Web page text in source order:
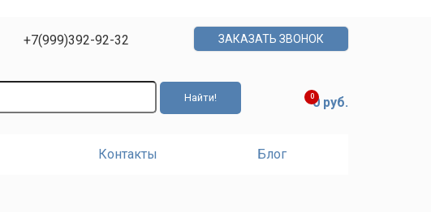
+7(999)392-92-32 ЗАКАЗАТЬ ЗВОНОК
00 руб.
Контакты Блог